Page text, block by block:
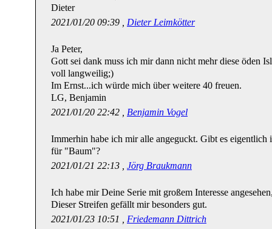
Dieter
2021/01/20 09:39 , Dieter Leimkötter
Ja Peter,
Gott sei dank muss ich mir dann nicht mehr diese öden
voll langweilig;)
Im Ernst...ich würde mich über weitere 40 freuen.
LG, Benjamin
2021/01/20 22:42 , Benjamin Vogel
Immerhin habe ich mir alle angeguckt. Gibt es eigentlich
für "Baum"?
2021/01/21 22:13 , Jörg Braukmann
Ich habe mir Deine Serie mit großem Interesse
Dieser Streifen gefällt mir besonders gut.
2021/01/23 10:51 , Friedemann Dittrich